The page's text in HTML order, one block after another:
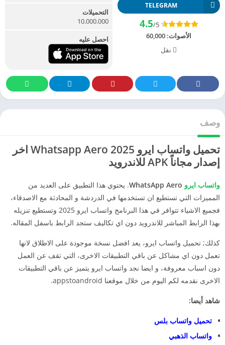
TELEGRAM
4.5/5
الأصوات: 60,000
نقل
التحميلات
10.000.000
احصل عليه
وصف
تحميل واتساب ايرو 2025 Whatsapp Aero اخر
إصدار مجاناً APK للاندرويد
واتساب ايرو WhatsApp Aero. يحتوي هذا التطبيق على العديد من
المميزات التي تستطيع ان تستخدمها في الدردشة و المحادثة مع الاصدقاء،
فجميع الاشياء تتوافر في هذا البرنامج واتساب ايرو 2025 وتستطيع تنزيله
بهذا الرابط المباشر للاندرويد دون اي تكاليف ستجد الرابط باسفل المقاله.
كذلك; تحميل واتساب ايرو، يعد افضل نسخة موجودة على الاطلاق لانها
تعمل دون اي مشاكل عن باقي التطبيقات الاخرى، التي تقف عن العمل
دون اسباب معروفة، و ايضا نجد واتساب ايرو يتميز عن باقي التطبيقات
الاخرى نقدمه لكم اليوم من خلال موقعنا appstoandroid.
شاهد أيضا:
تحميل واتساب بلس
واتساب الذهبي